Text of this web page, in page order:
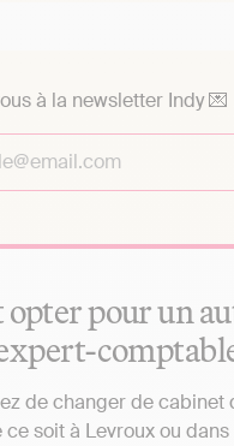
à la newsletter Indy 💌
pour un
de changer de cabinet
soit à Levroux ou